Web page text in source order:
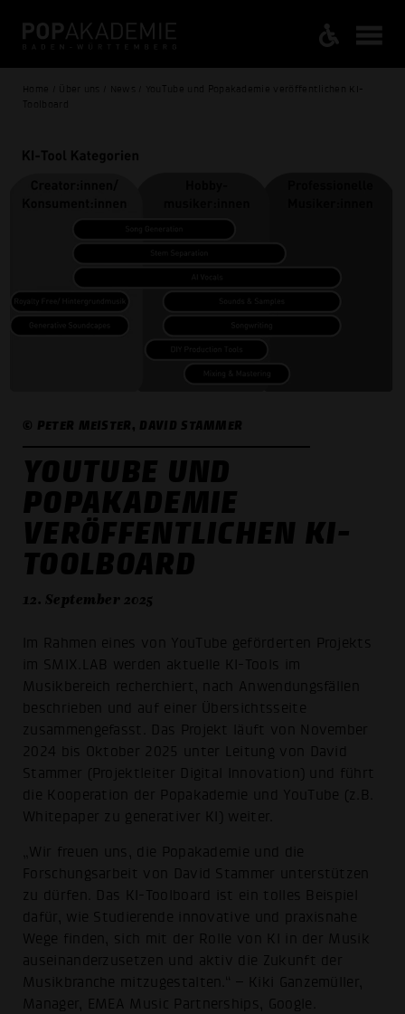
Home / Über uns / News / YouTube und Popakademie veröffentlichen KI-
Toolboard
© PETER MEISTER, DAVID STAMMER
YOUTUBE UND
POPAKADEMIE
VERÖFFENTLICHEN KI-
TOOLBOARD
12. September 2025
Im Rahmen eines von YouTube geförderten Projekts
im SMIX.LAB werden aktuelle KI-Tools im
Musikbereich recherchiert, nach Anwendungsfällen
beschrieben und auf einer Übersichtsseite
zusammengefasst. Das Projekt läuft von November
2024 bis Oktober 2025 unter Leitung von David
Stammer (Projektleiter Digital Innovation) und führt
die Kooperation der Popakademie und YouTube (z.B.
Whitepaper zu generativer KI) weiter.
„Wir freuen uns, die Popakademie und die
Forschungsarbeit von David Stammer unterstützen
zu dürfen. Das KI-Toolboard ist ein tolles Beispiel
dafür, wie Studierende innovative und praxisnahe
Wege finden, sich mit der Rolle von KI in der Musik
auseinanderzusetzen und aktiv die Zukunft der
Musikbranche mitzugestalten.“ – Kiki Ganzemüller,
Manager, EMEA Music Partnerships, Google.